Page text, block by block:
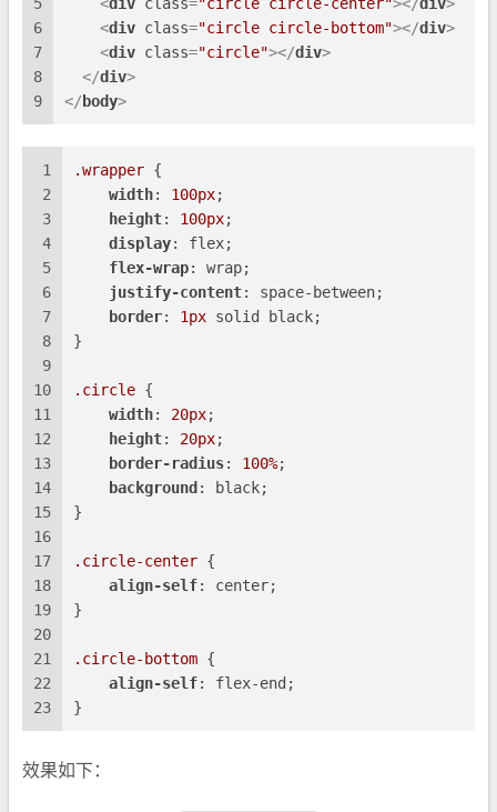
6
7
8
9
<div class="circle circle-bottom"></div>
<div class="circle"></div>
</div>
</ body>
1
2
3
4
5
6
7
8
9
10
11
12
13
14
15
16
17
18
19
20
21
22
23
.wrapper {
width: 100px;
height: 100px;
display: flex;
flex-wrap: wrap;
justify-content: space-between;
border: 1px solid black;
}
.circle {
width: 20px;
height: 20px;
border-radius: 100%;
background : black;
}
.circle-center {
align-self: center;
}
.circle-bottom {
align-self: flex-end;
}
效果如下：